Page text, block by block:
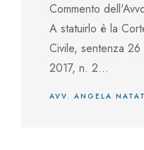
Commento
A statuirlo è la
Civile, sentenza
2017, n. 2...
AVV. ANGELA